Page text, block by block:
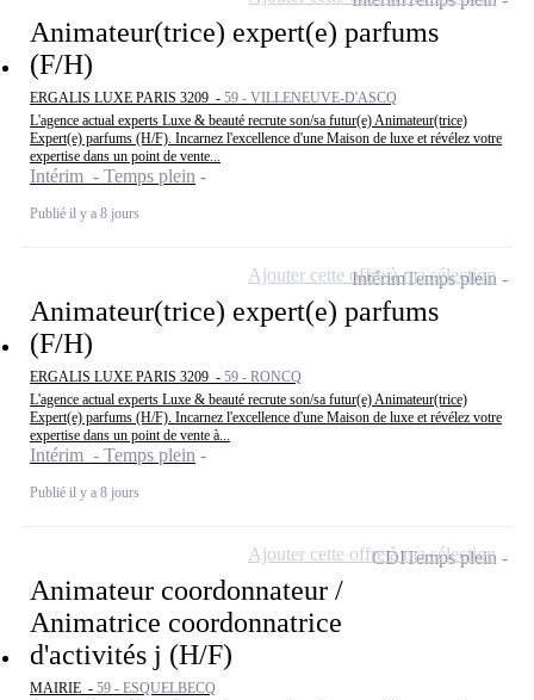
Animateur(trice) expert(e) parfums
(F/H)
ERGALIS LUXE PARIS 3209 - 59 - VILLENEUVE-D'ASCQ
L'agence actual experts Luxe & beauté recrute son/sa futur(e) Animateur(trice)
Expert(e) parfums (H/F). Incarnez l'excellence d'une Maison de luxe et révélez votre
expertise dans un point de vente...
Intérim - Temps plein
Publié il y a 8 jours
Animateur(trice) expert(e) parfums
(F/H)
ERGALIS LUXE PARIS 3209 - 59 - RONCQ
L'agence actual experts Luxe & beauté recrute son/sa futur(e) Animateur(trice)
Expert(e) parfums (H/F). Incarnez l'excellence d'une Maison de luxe et révélez votre
expertise dans un point de vente à...
Intérim - Temps plein
Publié il y a 8 jours
IntérimTemps plein
Ajouter cette offre à ma sélection
Animateur coordonnateur /
Animatrice coordonnatrice
d'activités j (H/F)
MAIRIE - 59 - ESQUELBECQ
CDITemps plein
Ajouter cette offre à ma sélection